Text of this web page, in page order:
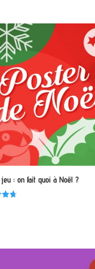
: on fait quoi à Noël ?